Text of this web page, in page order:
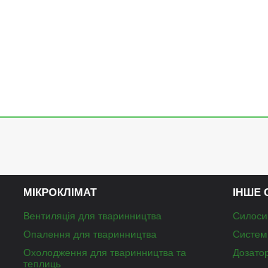
МІКРОКЛІМАТ
Вентиляція для тваринництва
Опалення для тваринництва
Охолодження для тваринництва та
теплиць
ІНШЕ